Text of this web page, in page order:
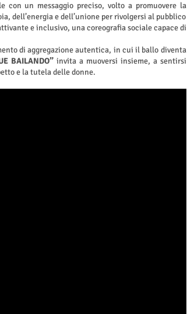
un messaggio preciso, volto a promuovere la
dell’energia e dell’unione per rivolgersi al pubblico
e inclusivo, una coreografia sociale capace di
di aggregazione autentica, in cui il ballo diventa
BAILANDO” invita a muoversi insieme, a sentirsi
e la tutela delle donne.